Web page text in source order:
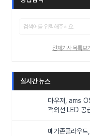
전체기사 목록보
실시간 뉴스
마우저, ams
적외선 LED 공
메가존클라우드